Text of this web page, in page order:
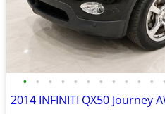
• • • • • • • • • • • •
2014 INFINITI QX50 Journey